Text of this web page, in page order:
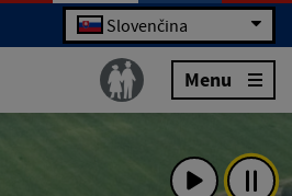
Slovenčina
Menu